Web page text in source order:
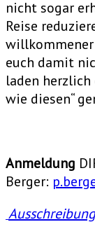
nicht sogar
Reise
euch damit
laden herzlich
wie diesen“
Anmeldung
Berger: